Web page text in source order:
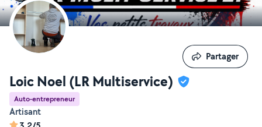
Loic Noel (LR Multiservice)
Auto-entrepreneur
Artisant
Partager
Partager